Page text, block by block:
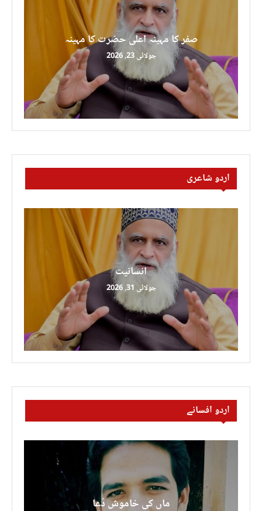
صفر کا مہینہ اعلی حضرت کا مہینہ
جولائی 23, 2026
اردو شاعری
انسانیت
جولائی 31, 2026
اردو افسانے
ماں کی خاموش دُعا